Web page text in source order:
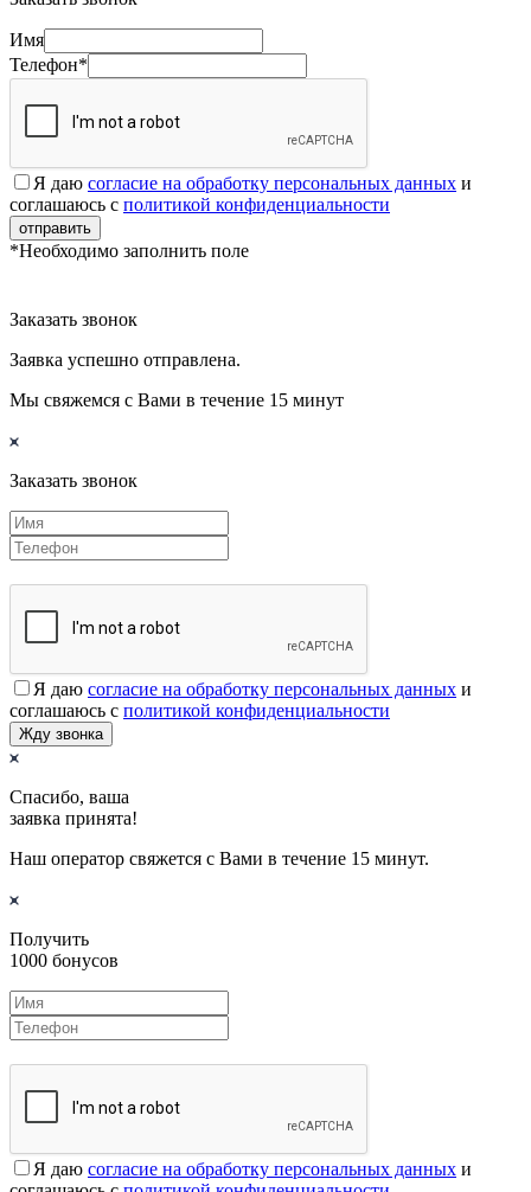
Имя
Телефон*
Я даю согласие на обработку персональных данных и
соглашаюсь с политикой конфиденциальности
отправить
*Необходимо заполнить поле
Заказать звонок
Заявка успешно отправлена.
Мы свяжемся с Вами в течение 15 минут
Заказать звонок
Я даю согласие на обработку персональных данных и
соглашаюсь с политикой конфиденциальности
Жду звонка
Спасибо, ваша
заявка принята!
Наш оператор свяжется с Вами в течение 15 минут.
Получить
1000 бонусов
Я даю согласие на обработку персональных данных и